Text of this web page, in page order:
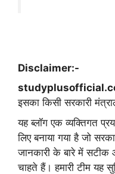
Disclaimer:-
इसका किसी सरकारी
यह ब्लॉग एक व्यक्तिगत
लिए बनाया गया है जो
जानकारी के बारे में सटीक
चाहते हैं। हमारी टीम यह